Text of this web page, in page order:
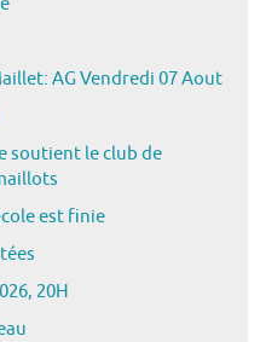
AG Vendredi 07 Aout
soutient le club de
est finie
20H